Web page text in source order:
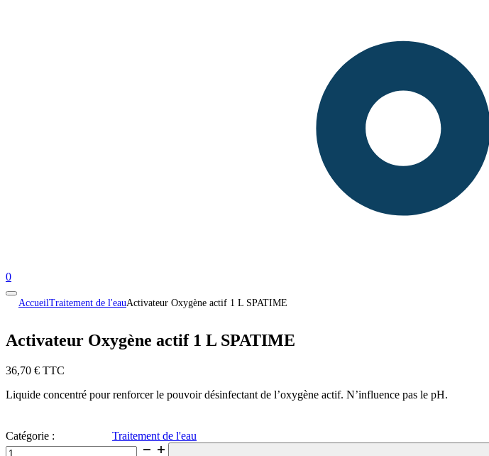
0
AccueilTraitement de l'eauActivateur Oxygène actif 1 L SPATIME
Activateur Oxygène actif 1 L SPATIME
36,70 € TTC
Liquide concentré pour renforcer le pouvoir désinfectant de l’oxygène actif. N’influence pas le pH.
Catégorie :
Traitement de l'eau
quantité